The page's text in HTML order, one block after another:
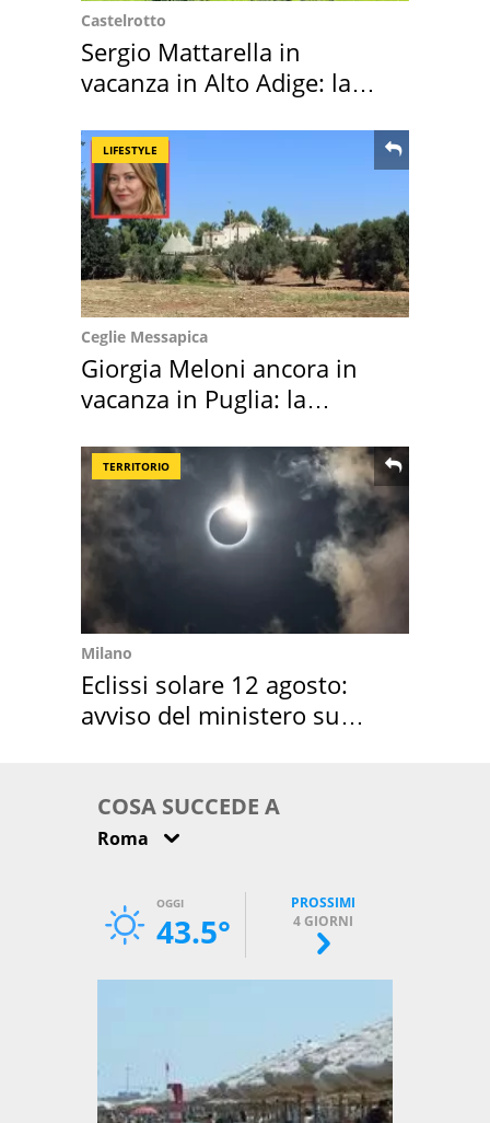
Castelrotto
Sergio Mattarella in
vacanza in Alto Adige: la
LIFESTYLE
Ceglie Messapica
Giorgia Meloni ancora in
vacanza in Puglia: la
TERRITORIO
Milano
Eclissi solare 12 agosto:
avviso del ministero su